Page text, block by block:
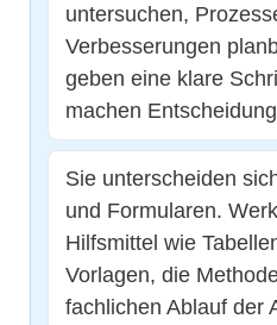
untersuchen,
Verbesserungen
geben eine klare
machen
Sie unterscheiden
und Formularen.
Hilfsmittel wie
Vorlagen, die
fachlichen Ablauf der